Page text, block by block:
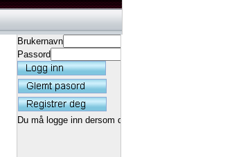
Brukernavn
Passord
Du må logge inn dersom du ønsker å få lagret